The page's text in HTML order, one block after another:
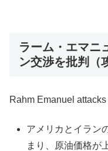
ラーム・エマニ
ン交渉を批判（
Rahm Emanuel
アメリカとイラン
まり、原油価格が